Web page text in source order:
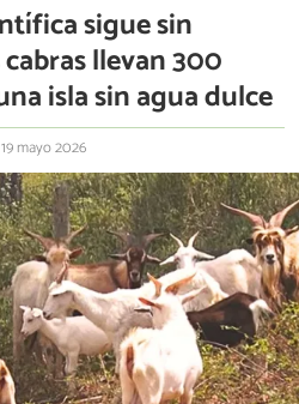
sigue sin
llevan 300
isla sin agua dulce
19 mayo 2026